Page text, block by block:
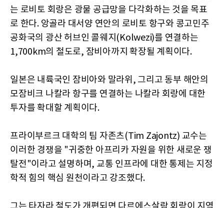
는 로비토 회랑은 광물 공급망을 다각화하는 것을 목표
로 한다. 앙골라 대서양 연안의 로비토 항구와 콩고민주
공화국의 광산 허브인 콜웨지(Kolwezi)를 연결하는
1,700km의 철도로, 잠비아까지 확장될 계획이다.
일본은 내륙국인 잠비아와 말라위, 그리고 동부 해안의
모잠비크 나칼라 항구를 연결하는 나칼라 회랑에 대한
투자를 확대할 계획이다.
프라이부르크 대학의 팀 자존츠(Tim Zajontz) 교수는
이러한 경쟁을 "귀중한 아프리카 자원을 위한 새로운 쟁
탈전"이라고 설명하며, 교통 인프라에 대한 통제는 지정
학적 힘의 핵심 원천이라고 강조했다.